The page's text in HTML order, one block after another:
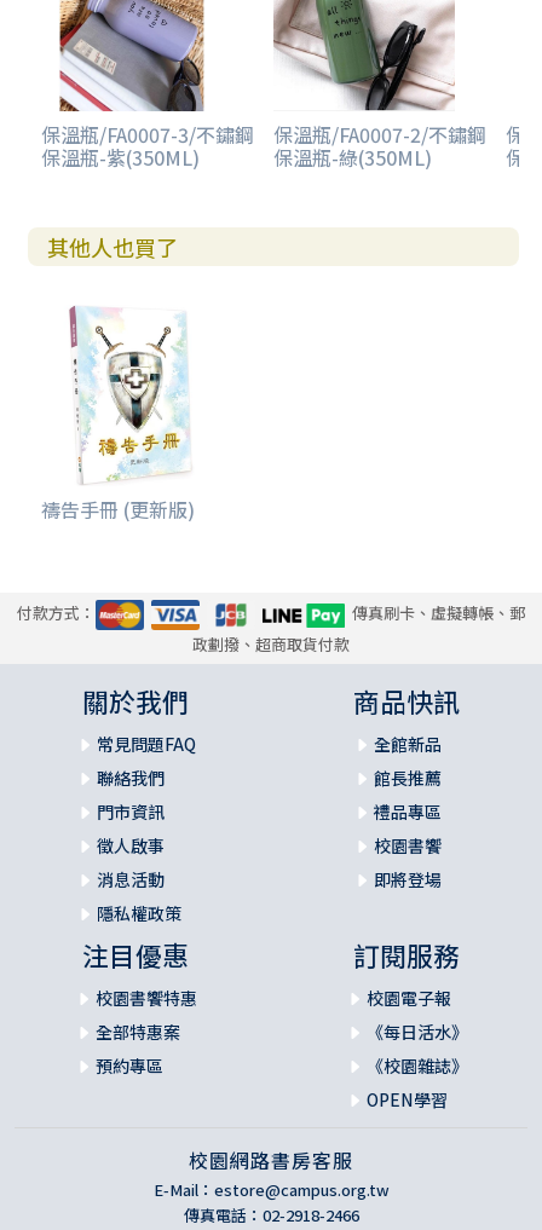
保溫瓶/FA0007-3/不鏽鋼
保溫瓶-紫(350ML)
保溫瓶/FA0007-2/不鏽鋼
保溫瓶-綠(350ML)
保
保
其他人也買了
禱告手冊 (更新版)
付款方式：
傳真刷卡、虛擬轉帳、郵
政劃撥、超商取貨付款
關於我們
常見問題FAQ
聯絡我們
門市資訊
徵人啟事
消息活動
隱私權政策
商品快訊
全館新品
館長推薦
禮品專區
校園書饗
即將登場
注目優惠
校園書饗特惠
全部特惠案
預約專區
訂閱服務
校園電子報
《每日活水》
《校園雜誌》
OPEN學習
校園網路書房客服
E-Mail： estore@campus.org.tw
傳真電話：02-2918-2466